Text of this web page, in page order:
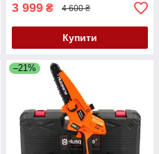
3 999 ₴ 4 600 ₴
Купити
–21%